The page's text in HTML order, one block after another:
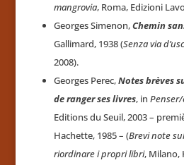
mangrovia, Roma, Edizioni
Georges Simenon,Chemin
Gallimard, 1938 (Senza via
2008).
Georges Perec,Notes brèves
de ranger ses livres, in
Editions du Seuil, 2003 –
Hachette, 1985 – (Brevi note
riordinare i propri libri, Milano,